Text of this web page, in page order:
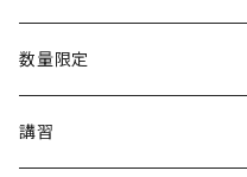
シャワーヘッド
マッサージ
グッズ
数量限定
講習